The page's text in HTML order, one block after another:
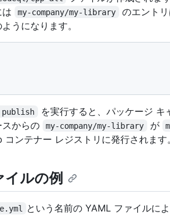
my-company/my-library
のエント
うになります。
publish
を実行すると、パッケージ キ
からの my-company/my-library が
ンテナー レジストリに発行されます
イルの例
という名前の YAML ファイルに